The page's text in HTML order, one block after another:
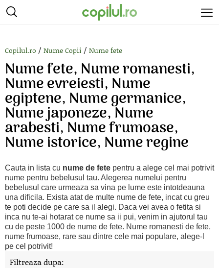
Copilul.ro / Nume Copii / Nume fete
Nume fete, Nume romanesti,
Nume evreiesti, Nume
egiptene, Nume germanice,
Nume japoneze, Nume
arabesti, Nume frumoase,
Nume istorice, Nume regine
Cauta in lista cu nume de fete pentru a alege cel mai potrivit
nume pentru bebelusul tau. Alegerea numelui pentru
bebelusul care urmeaza sa vina pe lume este intotdeauna
una dificila. Exista atat de multe nume de fete, incat cu greu
te poti decide pe care sa il alegi. Daca vei avea o fetita si
inca nu te-ai hotarat ce nume sa ii pui, venim in ajutorul tau
cu de peste 1000 de nume de fete. Nume romanesti de fete,
nume frumoase, rare sau dintre cele mai populare, alege-l
pe cel potrivit!
Filtreaza dupa: